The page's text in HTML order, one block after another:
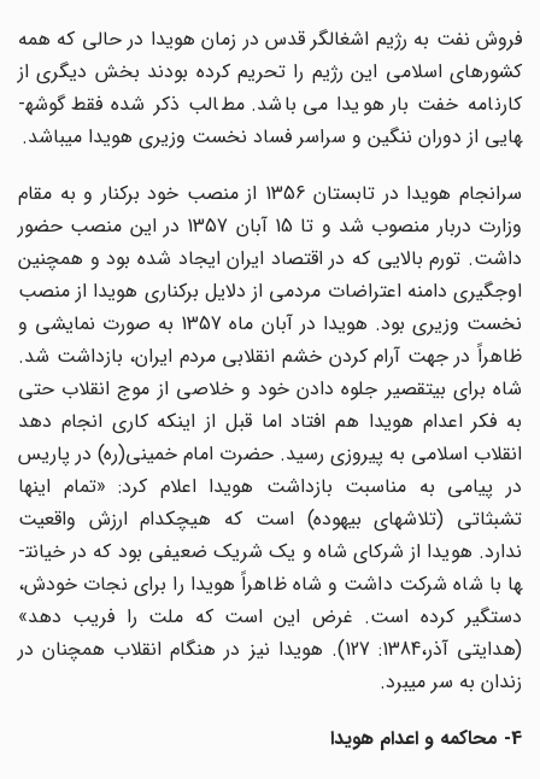
فروش نفت به رژیم اشغالگر قدس در زمان هویدا در حالی که همه
کشورهای اسلامی این رژیم را تحریم کرده بودند بخش دیگری از
کارنامه خفت بار هویدا می باشد. مطالب ذکر شده فقط گوشه­
هایی از دوران ننگین و سراسر فساد نخست­ وزیری هویدا می­باشد.
سرانجام هویدا در تابستان 1356 از منصب خود برکنار و به مقام
وزارت دربار منصوب شد و تا 15 آبان 1357 در این منصب حضور
داشت. تورم بالایی که در اقتصاد ایران ایجاد شده بود و همچنین
اوج­گیری دامنه اعتراضات مردمی از دلایل برکناری هویدا از منصب
نخست وزیری بود. هویدا در آبان ماه 1357 به صورت نمایشی و
ظاهراً در جهت آرام کردن خشم انقلابی مردم ایران، بازداشت شد.
شاه برای بی­تقصیر جلوه دادن خود و خلاصی از موج انقلاب حتی
به فکر اعدام هویدا هم افتاد اما قبل از اینکه کاری انجام دهد
انقلاب اسلامی به پیروزی رسید. حضرت امام خمینی(ره) در پاریس
در پیامی به مناسبت بازداشت هویدا اعلام کرد: «تمام اینها
تشبثاتی (تلاشهای بیهوده) است که هیچکدام ارزش واقعیت
ندارد. هویدا از شرکای شاه و یک شریک ضعیفی بود که در خیانت­
ها با شاه شرکت داشت و شاه ظاهراً هویدا را برای نجات خودش،
دستگیر کرده است. غرض این است که ملت را فریب دهد»
(هدایتی آذر،1384: 127). هویدا نیز در هنگام انقلاب همچنان در
زندان به سر می­برد.